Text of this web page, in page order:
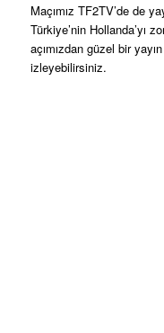
Maçımız TF2TV’de de
Türkiye’nin Hollanda’yı
açımızdan güzel bir
izleyebilirsiniz.